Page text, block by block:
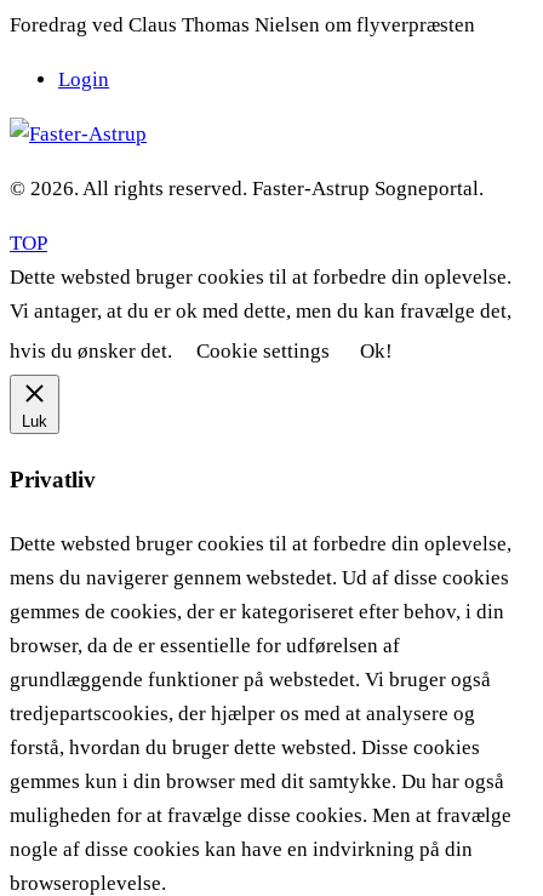
Foredrag ved Claus Thomas Nielsen om flyverpræsten
Login
© 2026. All rights reserved. Faster-Astrup Sogneportal.
TOP
Dette websted bruger cookies til at forbedre din oplevelse.
Vi antager, at du er ok med dette, men du kan fravælge det,
hvis du ønsker det.
Cookie settings Ok!
Luk
Privatliv
Dette websted bruger cookies til at forbedre din oplevelse,
mens du navigerer gennem webstedet. Ud af disse cookies
gemmes de cookies, der er kategoriseret efter behov, i din
browser, da de er essentielle for udførelsen af ​​
grundlæggende funktioner på webstedet. Vi bruger også
tredjepartscookies, der hjælper os med at analysere og
forstå, hvordan du bruger dette websted. Disse cookies
gemmes kun i din browser med dit samtykke. Du har også
muligheden for at fravælge disse cookies. Men at fravælge
nogle af disse cookies kan have en indvirkning på din
browseroplevelse.